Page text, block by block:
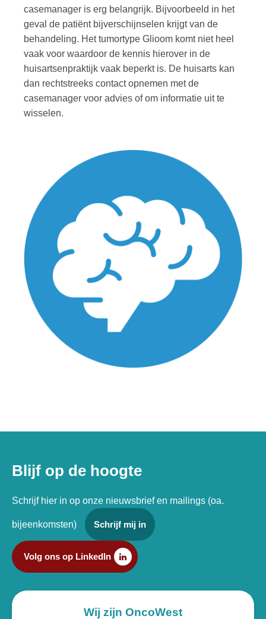
casemanager is erg belangrijk. Bijvoorbeeld in het
geval de patiënt bijverschijnselen krijgt van de
behandeling. Het tumortype Glioom komt niet heel
vaak voor waardoor de kennis hierover in de
huisartsenpraktijk vaak beperkt is. De huisarts kan
dan rechtstreeks contact opnemen met de
casemanager voor advies of om informatie uit te
wisselen.
Blijf op de hoogte
Schrijf hier in op onze nieuwsbrief en mailings (oa.
bijeenkomsten) Schrijf mij in
Volg ons op LinkedIn
Wij zijn OncoWest